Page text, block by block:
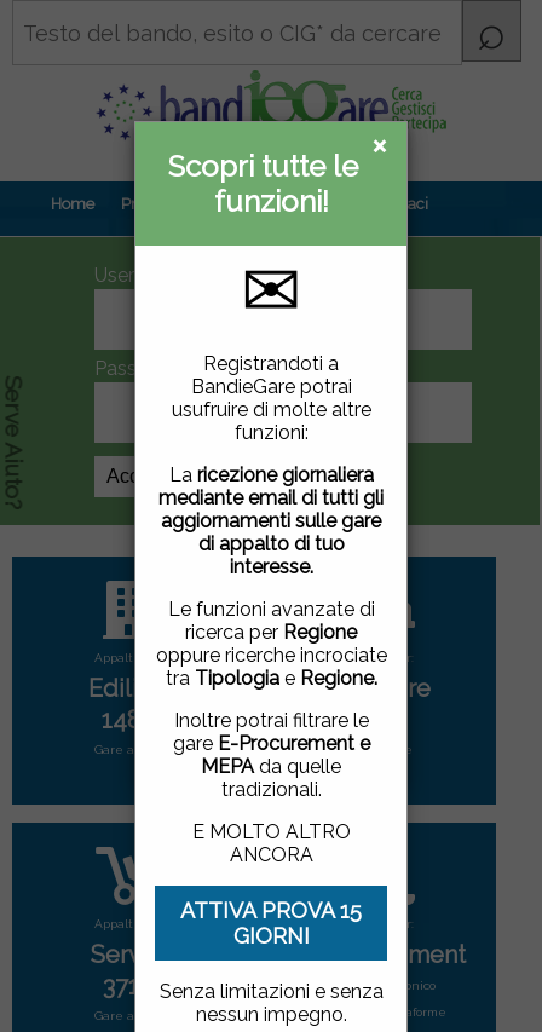
×
Informativa
privacy
Questo sito utilizza
cookie di terze parti per
migliorare la tua
esperienza di utilizzo. Se
vuoi saperne di più
qui .
Chiudendo questa
finestra, scorrendo questa
pagina, cliccando su un
link o proseguendo la
navigazione in altra
maniera, acconsenti
all'uso dei cookie.
ACCETTO |NON
ACCETTO
×
Scopri tutte le
funzioni!
✉
Registrandoti a
BandieGare potrai
usufruire di molte altre
funzioni:
La ricezione giornaliera
mediante email di tutti gli
aggiornamenti sulle gare
di appalto di tuo
interesse.
Le funzioni avanzate di
ricerca per Regione
oppure ricerche incrociate
tra Tipologiae Regione.
Inoltre potrai filtrare le
gare E-Procurement e
MEPAda quelle
tradizionali.
E MOLTO ALTRO
ANCORA
ATTIVA PROVA 15
GIORNI
Senza limitazioni e senza
nessun impegno.
Home Prova gratuita Contenuti Contattaci
UserID
Password
Crea Account
Serve Aiuto?
Appalti per:
Edilizia
1480
Gare attive
Appalti per:
Forniture
2780
Gare attive
Appalti per:
Servizi
3719
Gare attive
Appalti per:
E-Procurement
Mercato elettonico
di tutte le piattaforme